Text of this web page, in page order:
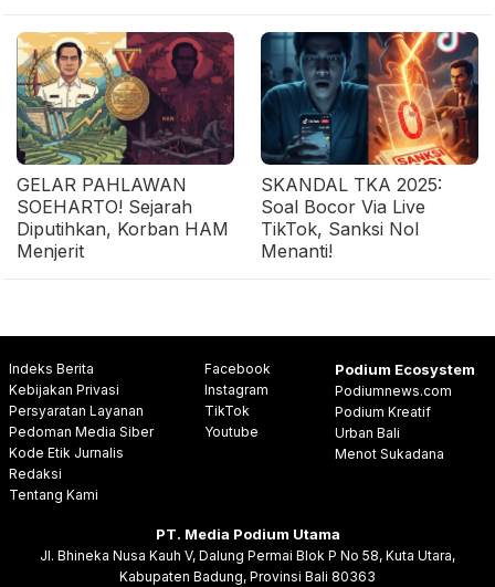
GELAR PAHLAWAN
SOEHARTO! Sejarah
Diputihkan, Korban HAM
Menjerit
SKANDAL TKA 2025:
Soal Bocor Via Live
TikTok, Sanksi Nol
Menanti!
Indeks Berita
Kebijakan Privasi
Persyaratan Layanan
Pedoman Media Siber
Kode Etik Jurnalis
Redaksi
Tentang Kami
Facebook
Instagram
TikTok
Youtube
Podium Ecosystem
Podiumnews.com
Podium Kreatif
Urban Bali
Menot Sukadana
PT. Media Podium Utama
Jl. Bhineka Nusa Kauh V, Dalung Permai Blok P No 58, Kuta Utara,
Kabupaten Badung, Provinsi Bali 80363